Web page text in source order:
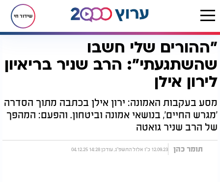
שידור חי
דף הבית יהדות ערוץ 2000 סדרות הדיגיטל של ערוץ 2000 מגרש החיים"ההורים שלי חשבו
שהשתגעתי": הרב שניר בריאיון
לירון אילן
מסע בעקבות האמונה: ירון אילן בכתבה מתוך הסדרה
'מגרש החיים', בנושאי אמונה וביטחון. והפעם: המהפך
של הרב שניר גואטה
תומר כהן 12.09.23 כ"ו אלול התשפ"ג, עודכן 14:28 04.12.25